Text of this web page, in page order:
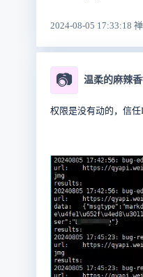
2024-08-05 17:33:18
📷 温柔的麻辣
权限是没有动的，信任